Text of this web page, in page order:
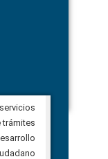
a Veeduría
vigilar el concurso
trámites